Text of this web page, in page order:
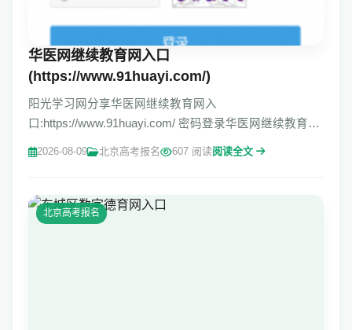
华医网继续教育网入口
(https://www.91huayi.com/)
阳光学习网分享华医网继续教育网入
口:https://www.91huayi.com/ 密码登录华医网继续教育学
分查询入口：https://www.91huayi.com/ 请输入用户名 华
2026-08-09 北京高考报名 607 阅读阅读全文
北京高考报名